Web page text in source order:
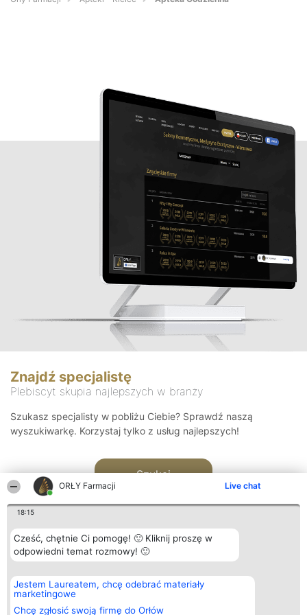
ORŁY Farmacji Live chat
18:15
Cześć, chętnie Ci pomogę! 🙂 Kliknij proszę w
odpowiedni temat rozmowy! 🙂
Jestem Laureatem, chcę odebrać materiały
marketingowe
Chcę zgłosić swoją firmę do Orłów
Znajdź specjalistę
Plebiscyt skupia najlepszych w branży
Szukasz specjalisty w pobliżu Ciebie? Sprawdź naszą
wyszukiwarkę. Korzystaj tylko z usług najlepszych!
Szukaj
Organizator plebiscytu
Bright Side Solutions sp. z o.
o. sp. k.
ul. Ruska 22
Plebiscyt
Laureaci
wszystkich
Kontakt
Kontakt